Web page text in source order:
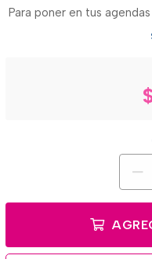
Para poner en tus